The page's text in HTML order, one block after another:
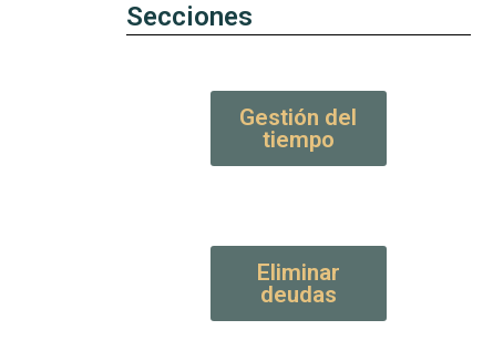
Secciones
Gestión del
tiempo
Eliminar
deudas